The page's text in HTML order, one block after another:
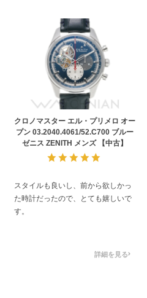
クロノマスター エル・プリメロ オー
プン 03.2040.4061/52.C700 ブルー
ゼニス ZENITH メンズ 【中古】
詳細を見る
スタイルも良いし、前から欲しかっ
た時計だったので、とても嬉しいで
す。